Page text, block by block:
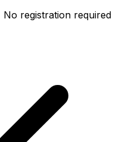
No registration required